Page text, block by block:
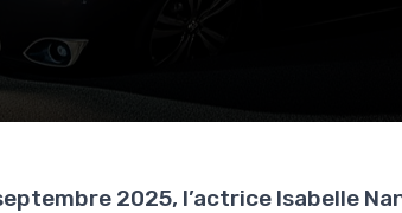
2025, l’actrice Isabelle